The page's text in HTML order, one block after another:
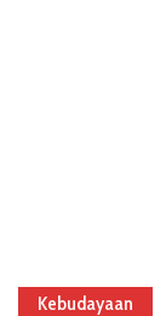
Kebudayaan